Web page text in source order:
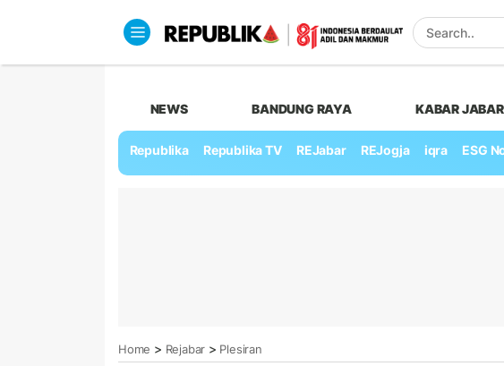
NEWS BANDUNG RAYA KABAR JABAR
Republika Republika TV REJabar REJogja iqra ESG
Home > Rejabar > Plesiran